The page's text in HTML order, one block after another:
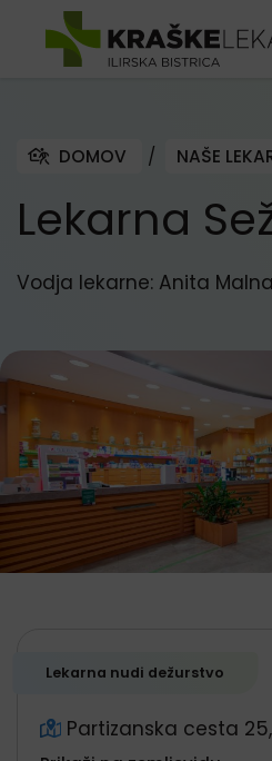
Skoči na vsebino
DOMOV / NAŠE
Lekarna
Vodja lekarne: Anita
Generalne
Lekarna nudi dežurstvo
Partizanska cesta